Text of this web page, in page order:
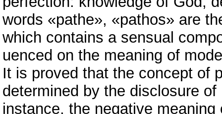
words «pathe», «pathos» are
which contains a sensual
uenced on the meaning of
It is proved that the concept of
determined by the disclosure
instance, the negative